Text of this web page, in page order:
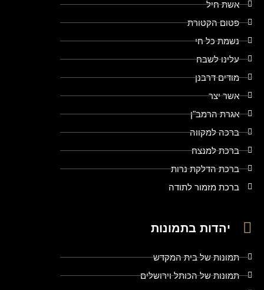
אשת חיל
פטום הקטורת
נשמת כל חי
עלינו לשבח
מודים דרבנן
אשר יצר
אגרת הרמב"ן
ברכה למקווה
ברכת למנצח
ברכת הדלקת נרות
ברכת מזמור לתודה
יהדות בתמונות
תמונות של בית המקדש
תמונות של הכותל וירושלים